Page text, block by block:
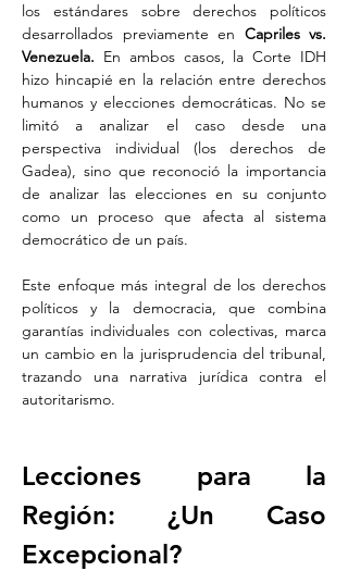
los estándares sobre derechos políticos
desarrollados previamente en Capriles vs.
Venezuela. En ambos casos, la Corte IDH
hizo hincapié en la relación entre derechos
humanos y elecciones democráticas. No se
limitó a analizar el caso desde una
perspectiva individual (los derechos de
Gadea), sino que reconoció la importancia
de analizar las elecciones en su conjunto
como un proceso que afecta al sistema
democrático de un país.
Este enfoque más integral de los derechos
políticos y la democracia, que combina
garantías individuales con colectivas, marca
un cambio en la jurisprudencia del tribunal,
trazando una narrativa jurídica contra el
autoritarismo.
Lecciones para la
Región: ¿Un Caso
Excepcional?